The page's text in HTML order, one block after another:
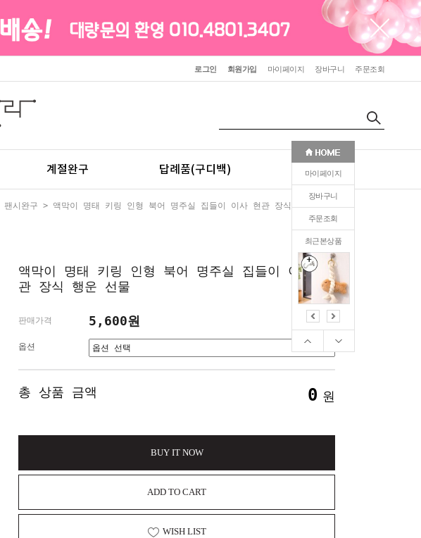
마이페이지
장바구니
주문조회
최근본상품
로그인 회원가입 마이페이지 장바구니 주문조회
계절완구 답례품(구디백) 판촉(인쇄)
팬시완구 > 액막이 명태 키링 인형 북어 명주실 집들이 이사 현관 장식 행운 선물
0
액막이 명태 키링 인형 북어 명주실 집들이 이사 현
관 장식 행운 선물
판매가격 5,600원
옵션
총 상품 금액 0 원
BUY IT NOW
ADD TO CART
WISH LIST